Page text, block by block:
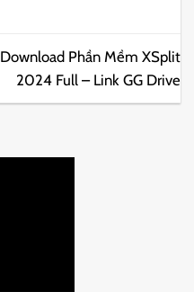
Download Phần Mềm XSplit
2024 Full – Link GG Drive